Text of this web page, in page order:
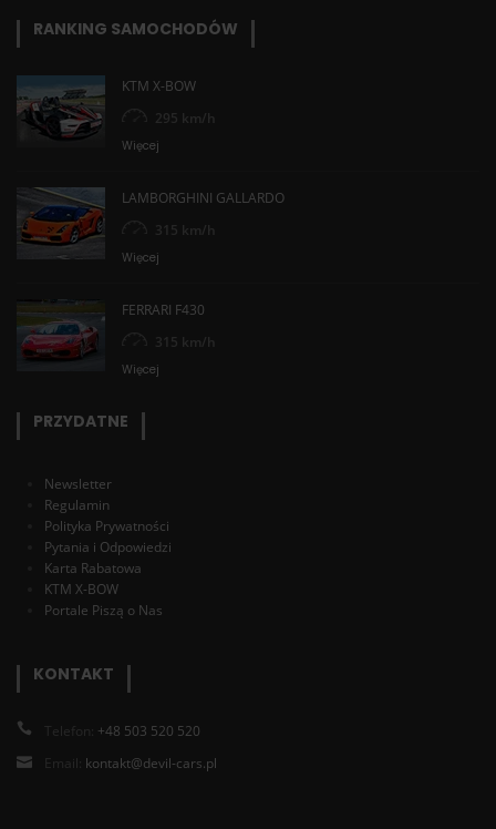
RANKING SAMOCHODÓW
KTM X-BOW
295 km/h
Więcej
LAMBORGHINI GALLARDO
315 km/h
Więcej
FERRARI F430
315 km/h
Więcej
PRZYDATNE
Newsletter
Regulamin
Polityka Prywatności
Pytania i Odpowiedzi
Karta Rabatowa
KTM X-BOW
Portale Piszą o Nas
KONTAKT
Telefon: +48 503 520 520
Email: kontakt@devil-cars.pl